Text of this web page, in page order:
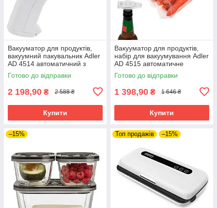
Вакууматор для продуктів,
вакуумний пакувальник Adler
AD 4514 автоматичний з
акумулятором
Готово до відправки
2 198,90 ₴ 2 588 ₴
Купити
Вакууматор для продуктів,
набір для вакуумування Adler
AD 4515 автоматичне
всмоктування портативний
Готово до відправки
1 398,90 ₴ 1 646 ₴
Купити
–15% Топ продажів –15%